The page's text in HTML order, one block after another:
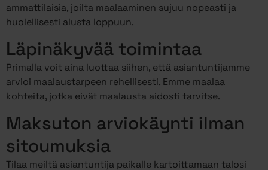
ammattilaisia, joilta maalaaminen sujuu nopeasti ja
huolellisesti alusta loppuun.
Läpinäkyvää toimintaa
Primalla voit aina luottaa siihen, että asiantuntijamme
arvioi maalaustarpeen rehellisesti. Emme maalaa
kohteita, jotka eivät maalausta aidosti tarvitse.
Maksuton arviokäynti ilman
sitoumuksia
Tilaa meiltä asiantuntija paikalle kartoittamaan talosi